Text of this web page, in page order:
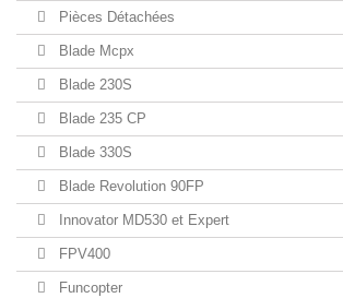
Pièces Détachées
Blade Mcpx
Blade 230S
Blade 235 CP
Blade 330S
Blade Revolution 90FP
Innovator MD530 et Expert
FPV400
Funcopter